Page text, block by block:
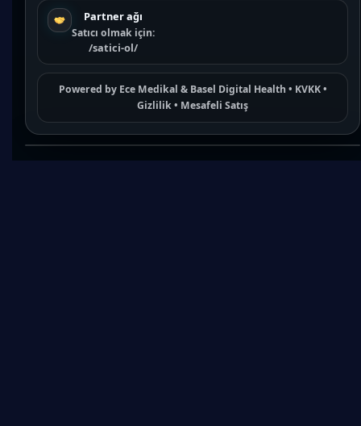
Partner ağı
Satıcı olmak için:
/satici-ol/
Powered by Ece Medikal & Basel Digital Health • KVKK•
Gizlilik• Mesafeli Satış